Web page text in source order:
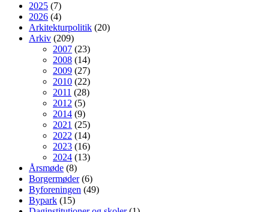
2025 (7)
2026 (4)
Arkitekturpolitik (20)
Arkiv (209)
2007 (23)
2008 (14)
2009 (27)
2010 (22)
2011 (28)
2012 (5)
2014 (9)
2021 (25)
2022 (14)
2023 (16)
2024 (13)
Årsmøde (8)
Borgermøder(6)
Byforeningen (49)
Bypark (15)